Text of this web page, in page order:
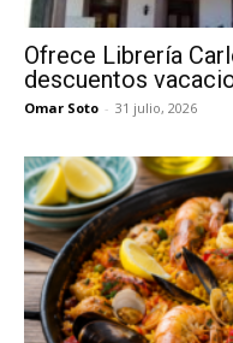
Ofrece Librería
descuentos
Omar Soto - 31 julio, 2026